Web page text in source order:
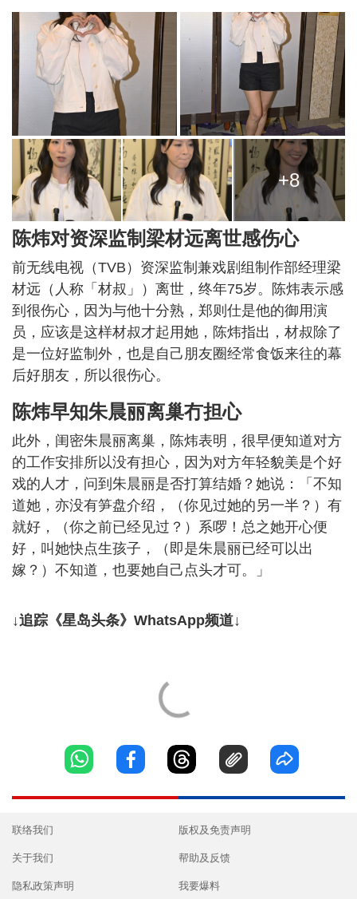
+8
陈炜对资深监制梁材远离世感伤心
前无线电视（TVB）资深监制兼戏剧组制作部经理梁
材远（人称「材叔」）离世，终年75岁。陈炜表示感
到很伤心，因为与他十分熟，郑则仕是他的御用演
员，应该是这样材叔才起用她，陈炜指出，材叔除了
是一位好监制外，也是自己朋友圈经常食饭来往的幕
后好朋友，所以很伤心。
陈炜早知朱晨丽离巢冇担心
此外，闺密朱晨丽离巢，陈炜表明，很早便知道对方
的工作安排所以没有担心，因为对方年轻貌美是个好
戏的人才，问到朱晨丽是否打算结婚？她说：「不知
道她，亦没有笋盘介绍，（你见过她的另一半？）有
就好，（你之前已经见过？）系啰！总之她开心便
好，叫她快点生孩子，（即是朱晨丽已经可以出
嫁？）不知道，也要她自己点头才可。」
↓追踪《星岛头条》WhatsApp频道↓
联络我们
关于我们
隐私政策声明
版权及免责声明
帮助及反馈
我要爆料